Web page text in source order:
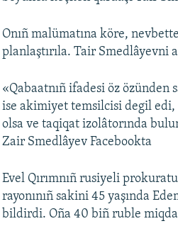
Onıñ malümatına köre,
planlaştırıla. Tair
«Qabaatnıñ ifadesi öz özünden
ise akimiyet temsilcisi degil edi,
olsa ve taqiqat izolâtorında
Zair Smedlâyev Facebookta
Evel Qırımnıñ rusiyeli
rayonınıñ sakini 45 yaşında
bildirdi. Oña 40 biñ ruble